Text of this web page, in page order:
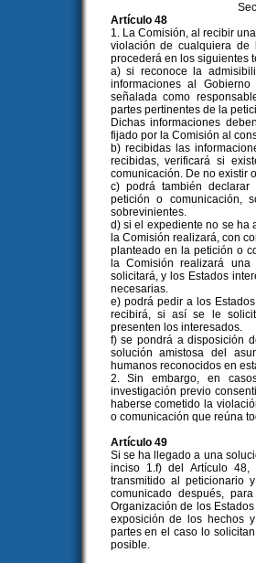
Artículo 48
1. La Comisión, al recibir
violación de cualquiera de
procederá en los siguientes
a) si reconoce la
informaciones al
señalada como
partes pertinentes de la
Dichas informaciones
fijado por la Comisión al
b) recibidas las
recibidas, verificará si
comunicación. De no existir
c) podrá también
petición o comunicación,
sobrevinientes.
d) si el expediente no se ha
la Comisión realizará, con
planteado en la petición o
la Comisión realizará
solicitará, y los Estados
necesarias.
e) podrá pedir a los
recibirá, si así se le
presenten los interesados.
f) se pondrá a disposición
solución amistosa del
humanos reconocidos en
2. Sin embargo, en
investigación previo
haberse cometido la
o comunicación que reúna
Artículo 49
Si se ha llegado a una
inciso 1.f) del Artículo
transmitido al peticionario
comunicado después,
Organización de los
exposición de los hechos
partes en el caso lo
posible.